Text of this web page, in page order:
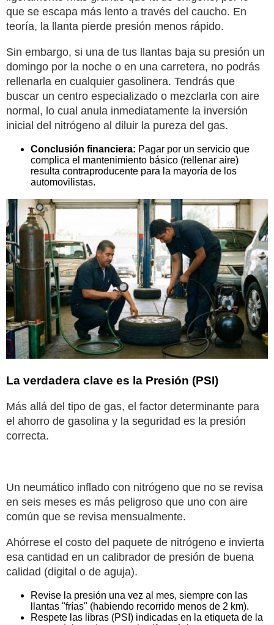
que se escapa más lento a través del caucho. En
teoría, la llanta pierde presión menos rápido.
Sin embargo, si una de tus llantas baja su presión un
domingo por la noche o en una carretera, no podrás
rellenarla en cualquier gasolinera. Tendrás que
buscar un centro especializado o mezclarla con aire
normal, lo cual anula inmediatamente la inversión
inicial del nitrógeno al diluir la pureza del gas.
Conclusión financiera: Pagar por un servicio que
complica el mantenimiento básico (rellenar aire)
resulta contraproducente para la mayoría de los
automovilistas.
La verdadera clave es la Presión (PSI)
Más allá del tipo de gas, el factor determinante para
el ahorro de gasolina y la seguridad es la presión
correcta.
Un neumático inflado con nitrógeno que no se revisa
en seis meses es más peligroso que uno con aire
común que se revisa mensualmente.
Ahórrese el costo del paquete de nitrógeno e invierta
esa cantidad en un calibrador de presión de buena
calidad (digital o de aguja).
Revise la presión una vez al mes, siempre con las
llantas "frías" (habiendo recorrido menos de 2 km).
Respete las libras (PSI) indicadas en la etiqueta de la